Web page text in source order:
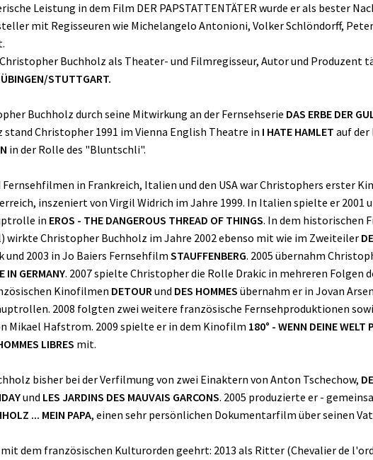
Leistung in dem Film DER PAPSTATTENTÄTER wurde er als bester
mit Regisseuren wie Michelangelo Antonioni, Volker Schlöndorff,
Buchholz als Theater- und Filmregisseur, Autor und Produzent
STUTTGART.
Buchholz durch seine Mitwirkung an der Fernsehserie DAS ERBE DER
Christopher 1991 im Vienna English Theatre in I HATE HAMLET auf der
in der Rolle des "Bluntschli".
in Frankreich, Italien und den USA war Christophers erster
inszeniert von Virgil Widrich im Jahre 1999. In Italien spielte er 2001
in EROS - THE DANGEROUS THREAD OF THINGS. In dem historischen
wirkte Christopher Buchholz im Jahre 2002 ebenso mit wie im Zweiteiler
und 2003 in Jo Baiers Fernsehfilm STAUFFENBERG. 2005 übernahm
IN GERMANY. 2007 spielte Christopher die Rolle Drakic in mehreren Folgen
Kinofilmen DETOURund DES HOMMES übernahm er in Jovan
2008 folgten zwei weitere französische Fernsehproduktionen
Mikael Hafstrom. 2009 spielte er in dem Kinofilm 180° - WENN DEINE
LIBRES mit.
bisher bei der Verfilmung von zwei Einaktern von Anton Tschechow,
und LES JARDINS DES MAUVAIS GARCONS. 2005 produzierte er -
... MEIN PAPA, einen sehr persönlichen Dokumentarfilm über seinen
dem französischen Kulturorden geehrt: 2013 als Ritter (Chevalier de